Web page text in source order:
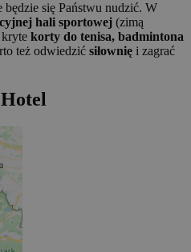
będzie się Państwu nudzić. W
hali sportowej (zimą
korty do tenisa, badmintona
też odwiedzić siłownię i zagrać